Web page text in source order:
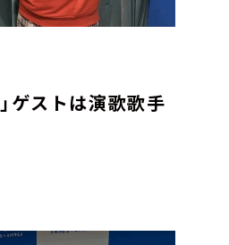
ゲストは演歌歌手